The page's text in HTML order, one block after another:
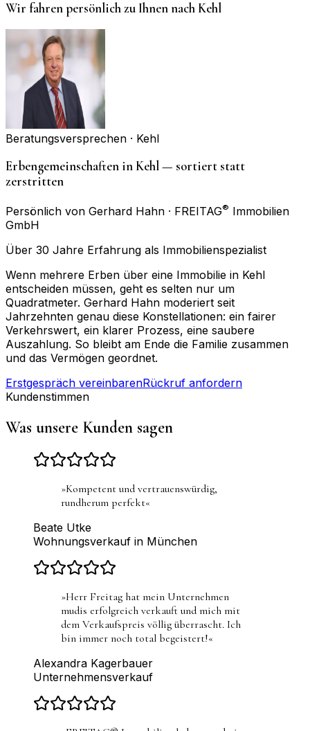
Wir fahren persönlich zu Ihnen nachKehl
Beratungsversprechen · Kehl
Erbengemeinschaften in Kehl — sortiert statt
zerstritten
Persönlich von Gerhard Hahn · FREITAG® Immobilien
GmbH
Über 30 Jahre Erfahrung als Immobilienspezialist
Wenn mehrere Erben über eine Immobilie in Kehl
entscheiden müssen, geht es selten nur um
Quadratmeter. Gerhard Hahn moderiert seit
Jahrzehnten genau diese Konstellationen: ein fairer
Verkehrswert, ein klarer Prozess, eine saubere
Auszahlung. So bleibt am Ende die Familie zusammen
und das Vermögen geordnet.
Erstgespräch vereinbarenRückruf anfordern
Kundenstimmen
Was unsere Kunden sagen
»Kompetent und vertrauenswürdig,
rundherum perfekt«
Beate Utke
Wohnungsverkauf in München
»Herr Freitag hat mein Unternehmen
mudis erfolgreich verkauft und mich mit
dem Verkaufspreis völlig überrascht. Ich
bin immer noch total begeistert!«
Alexandra Kagerbauer
Unternehmensverkauf